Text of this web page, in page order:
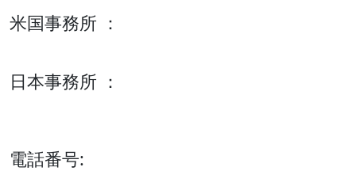
米国事務所 ：
日本事務所 ：
電話番号: